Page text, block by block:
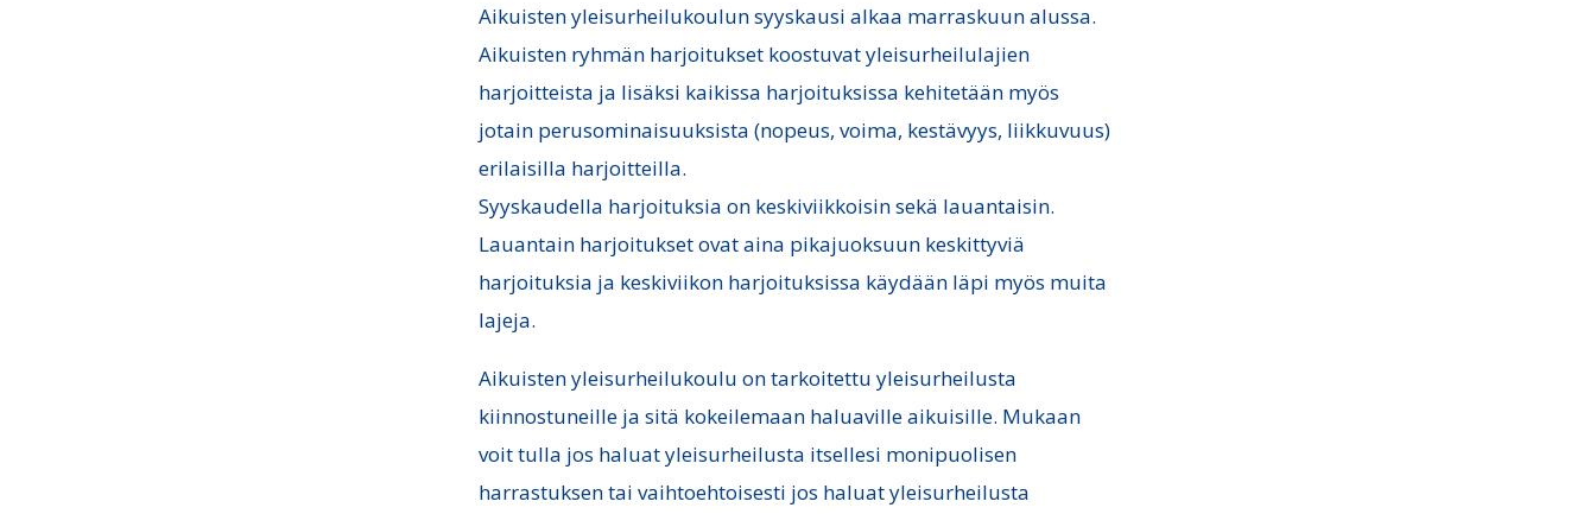
Aikuisten yleisurheilukoulun syyskausi alkaa marraskuun alussa.
Aikuisten ryhmän harjoitukset koostuvat yleisurheilulajien
harjoitteista ja lisäksi kaikissa harjoituksissa kehitetään myös
jotain perusominaisuuksista (nopeus, voima, kestävyys, liikkuvuus)
erilaisilla harjoitteilla.
Syyskaudella harjoituksia on keskiviikkoisin sekä lauantaisin.
Lauantain harjoitukset ovat aina pikajuoksuun keskittyviä
harjoituksia ja keskiviikon harjoituksissa käydään läpi myös muita
lajeja.
Aikuisten yleisurheilukoulu on tarkoitettu yleisurheilusta
kiinnostuneille ja sitä kokeilemaan haluaville aikuisille. Mukaan
voit tulla jos haluat yleisurheilusta itsellesi monipuolisen
harrastuksen tai vaihtoehtoisesti jos haluat yleisurheilusta